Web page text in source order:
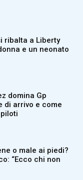
ribalta a Liberty
e un neonato
domina Gp
di arrivo e come
o male ai piedi?
“Ecco chi non